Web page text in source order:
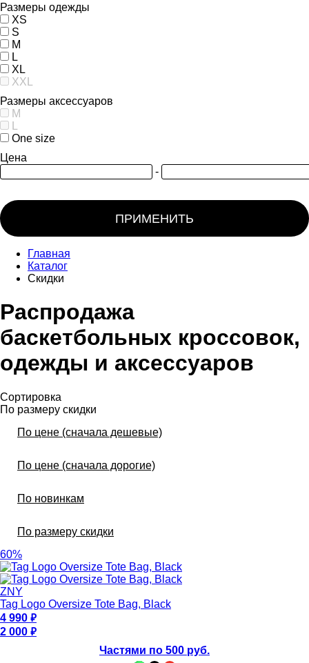
Размеры одежды
XS
S
M
L
XL
XXL
Размеры аксессуаров
M
One size
Цена
-
ПРИМЕНИТЬ
Главная
Каталог
Скидки
Распродажа
баскетбольных кроссовок,
одежды и аксессуаров
Сортировка
По размеру скидки
По цене (сначала дешевые)
По цене (сначала дорогие)
По новинкам
По размеру скидки
60%
ZNY
Tag Logo Oversize Tote Bag, Black
4 990
2 000
Частями по 500 руб.